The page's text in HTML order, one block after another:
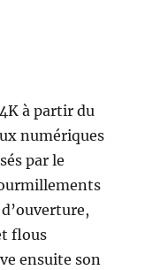
à partir du
numériques
par le
flous
ensuite son